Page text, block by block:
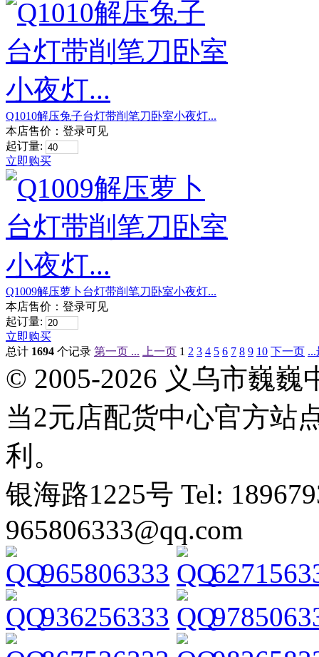
Q1010解压兔子台灯带削笔刀卧室小夜灯...
本店售价： 登录可见
起订量:
立即购买
Q1009解压萝卜台灯带削笔刀卧室小夜灯...
本店售价： 登录可见
起订量:
立即购买
总计 1694 个记录 第一页 ... 上一页 1 2 3 4 5 6 7 8 9 10 下一页
© 2005-2026 义乌市巍
当2元店配货中心官方站
利。
银海路1225号 Tel:
965806333@qq.com
965806333
936256333